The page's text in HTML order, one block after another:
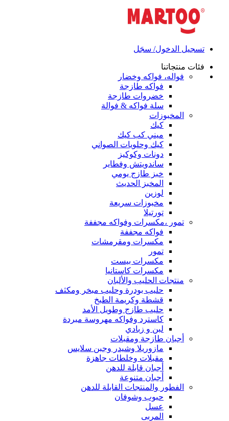
تسجيل الدخول/ سجَل
فئات منتجاتنا
فواله، فواكه وخضار
فواكه طازجة
خضروات طازجة
سلة فواكه & فوالة
المخبوزات
كيك
ميني كب كيك
كيك وحلويات الصواني
دونات وكوكيز
ساندويتش وفطاير
خبز طازج يومي
المخبز الحديث
لوزين
مخبوزات سريعة
تورتيلا
تمور ،مكسرات وفواكه مجففة
فواكه مجففة
مكسرات ومقرمشات
تمور
مكسرات بيست
مكسرات كاستانيا
منتجات الحليب والألبان
حليب بودرة وحليب مبخر ومكثف
قشطة وكريمة الطبخ
حليب طازج وطويل الأمد
كاسترد وفواكه مهروسة مبردة
لبن و زبادي
أجبان طازجة ومقبلات
مازوريلا وشيدر وجبن سلايس
مقبلات وخلطات جاهزة
أجبان قابلة للدهن
أجبان متنوعة
الفطور والمنتجات القابلة للدهن
حبوب وشوفان
عسل
المربى